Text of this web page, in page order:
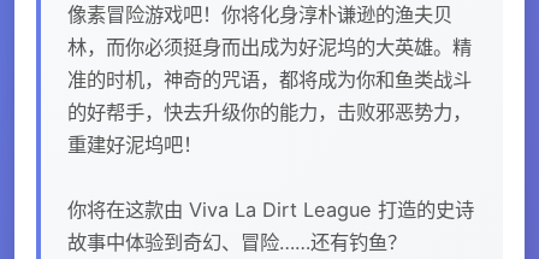
像素冒险游戏吧！你将化身淳朴谦逊的渔夫贝
林，而你必须挺身而出成为好泥坞的大英雄。精
准的时机，神奇的咒语，都将成为你和鱼类战斗
的好帮手，快去升级你的能力，击败邪恶势力，
重建好泥坞吧！
你将在这款由 Viva La Dirt League 打造的史诗
故事中体验到奇幻、冒险……还有钓鱼？